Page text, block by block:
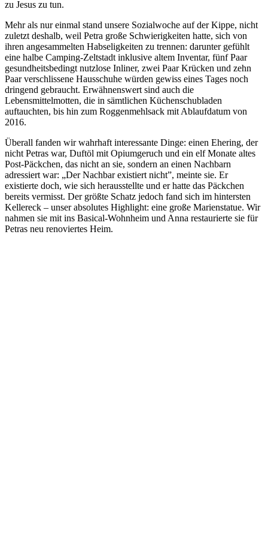
zu Jesus zu tun.
Mehr als nur einmal stand unsere Sozialwoche auf der Kippe, nicht
zuletzt deshalb, weil Petra große Schwierigkeiten hatte, sich von
ihren angesammelten Habseligkeiten zu trennen: darunter gefühlt
eine halbe Camping-Zeltstadt inklusive altem Inventar, fünf Paar
gesundheitsbedingt nutzlose Inliner, zwei Paar Krücken und zehn
Paar verschlissene Hausschuhe würden gewiss eines Tages noch
dringend gebraucht. Erwähnenswert sind auch die
Lebensmittelmotten, die in sämtlichen Küchenschubladen
auftauchten, bis hin zum Roggenmehlsack mit Ablaufdatum von
2016.
Überall fanden wir wahrhaft interessante Dinge: einen Ehering, der
nicht Petras war, Duftöl mit Opiumgeruch und ein elf Monate altes
Post-Päckchen, das nicht an sie, sondern an einen Nachbarn
adressiert war: „Der Nachbar existiert nicht”, meinte sie. Er
existierte doch, wie sich herausstellte und er hatte das Päckchen
bereits vermisst. Der größte Schatz jedoch fand sich im hintersten
Kellereck – unser absolutes Highlight: eine große Marienstatue. Wir
nahmen sie mit ins Basical-Wohnheim und Anna restaurierte sie für
Petras neu renoviertes Heim.